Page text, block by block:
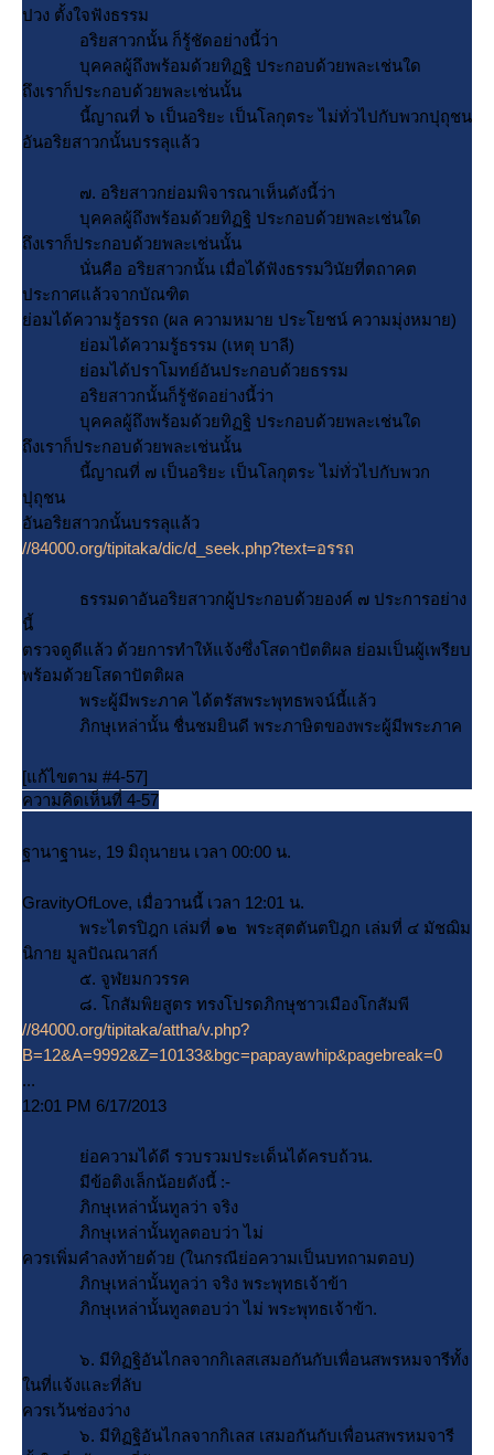
ปวง ตั้งใจฟังธรรม
อริยสาวกนั้น ก็รู้ชัดอย่างนี้ว่า
บุคคลผู้ถึงพร้อมด้วยทิฏฐิ ประกอบด้วยพละเช่นใด
ถึงเราก็ประกอบด้วยพละเช่นนั้น
นี้ญาณที่ ๖ เป็นอริยะ เป็นโลกุตระ ไม่ทั่วไปกับพวกปุถุชน
อันอริยสาวกนั้นบรรลุแล้ว
๗. อริยสาวกย่อมพิจารณาเห็นดังนี้ว่า
บุคคลผู้ถึงพร้อมด้วยทิฏฐิ ประกอบด้วยพละเช่นใด
ถึงเราก็ประกอบด้วยพละเช่นนั้น
นั่นคือ อริยสาวกนั้น เมื่อได้ฟังธรรมวินัยที่ตถาคต
ประกาศแล้วจากบัณฑิต
่อมได้ความรู้อรรถ (ผล ความหมาย ประโยชน์ ความมุ่งหมาย)
่อมได้ความรู้ธรรม (เหตุ บาลี)
่อมได้ปราโมทย์อันประกอบด้วยธรรม
อริยสาวกนั้นก็รู้ชัดอย่างนี้ว่า
บุคคลผู้ถึงพร้อมด้วยทิฏฐิ ประกอบด้วยพละเช่นใด
ถึงเราก็ประกอบด้วยพละเช่นนั้น
นี้ญาณที่ ๗ เป็นอริยะ เป็นโลกุตระ ไม่ทั่วไปกับพวก
ปุถุชน
อันอริยสาวกนั้นบรรลุแล้ว
//84000.org/tipitaka/dic/d_seek.php?text=อรรถ
ธรรมดาอันอริยสาวกผู้ประกอบด้วยองค์ ๗ ประการอย่าง
นี้
ตรวจดูดีแล้ว ด้วยการทำให้แจ้งซึ่งโสดาปัตติผล ย่อมเป็นผู้เพรียบ
พร้อมด้วยโสดาปัตติผล
พระผู้มีพระภาค ได้ตรัสพระพุทธพจน์นี้แล้ว
ภิกษุเหล่านั้น ชื่นชมยินดี พระภาษิตของพระผู้มีพระภาค
[แก้ไขตาม #4-57]
ความคิดเห็นที่ 4-57
ฐานาฐานะ, 19 มิถุนายน เวลา 00:00 น.
GravityOfLove, เมื่อวานนี้ เวลา 12:01 น.
พระไตรปิฎก เล่มที่ ๑๒ พระสุตตันตปิฎก เล่มที่ ๔ มัชฌิม
นิกาย มูลปัณณาสก์
๕. จูฬยมกวรรค
๘. โกสัมพิยสูตร ทรงโปรดภิกษุชาวเมืองโกสัมพี
//84000.org/tipitaka/attha/v.php?
B=12&A=9992&Z=10133&bgc=papayawhip&pagebreak=0
...
12:01 PM 6/17/2013
่อความได้ดี รวบรวมประเด็นได้ครบถ้วน.
มีข้อติงเล็กน้อยดังนี้ :-
ภิกษุเหล่านั้นทูลว่า จริง
ภิกษุเหล่านั้นทูลตอบว่า ไม่
ควรเพิ่มคำลงท้ายด้วย (ในกรณีย่อความเป็นบทถามตอบ)
ภิกษุเหล่านั้นทูลว่า จริง พระพุทธเจ้าข้า
ภิกษุเหล่านั้นทูลตอบว่า ไม่ พระพุทธเจ้าข้า.
๖. มีทิฏฐิอันไกลจากกิเลสเสมอกันกับเพื่อนสพรหมจารีทั้ง
นที่แจ้งและที่ลับ
ควรเว้นช่องว่าง
๖. มีทิฏฐิอันไกลจากกิเลส เสมอกันกับเพื่อนสพรหมจารี